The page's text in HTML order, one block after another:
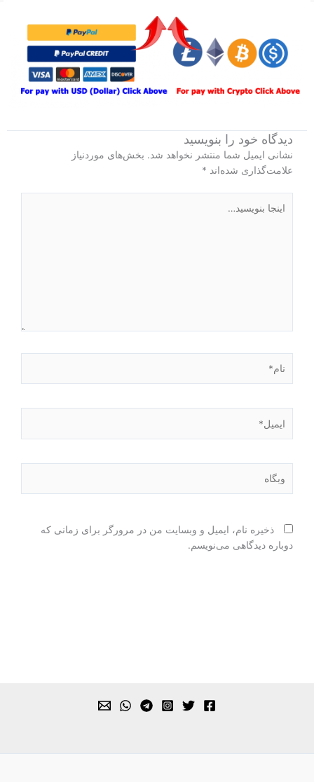
دیدگاه‌ خود را بنویسید
نشانی ایمیل شما منتشر نخواهد شد. بخش‌های موردنیاز
علامت‌گذاری شده‌اند *
بنویسید…
ذخیره نام، ایمیل و وبسایت من در مرورگر برای زمانی که
دوباره دیدگاهی می‌نویسم.